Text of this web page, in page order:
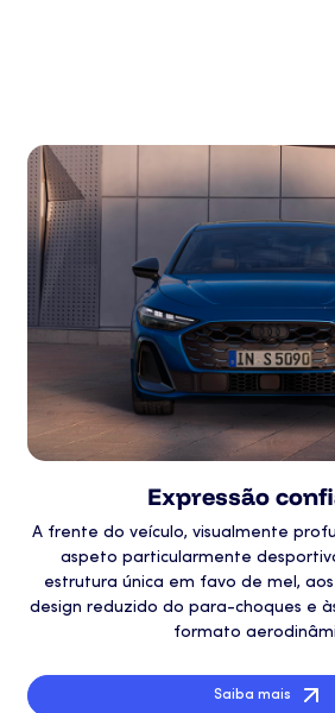
Expressão
A frente do veículo, visualmente
aspeto particularmente
estrutura única em favo de mel,
design reduzido do para-choques e
formato
Saiba mais